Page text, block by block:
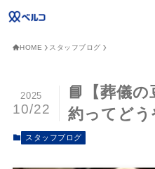
HOME スタッフブログ
📘【葬儀の
約ってど
2025
10/22
スタッフブログ